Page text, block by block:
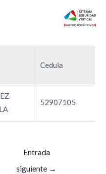
Cedula
52907105
Entrada
siguiente →